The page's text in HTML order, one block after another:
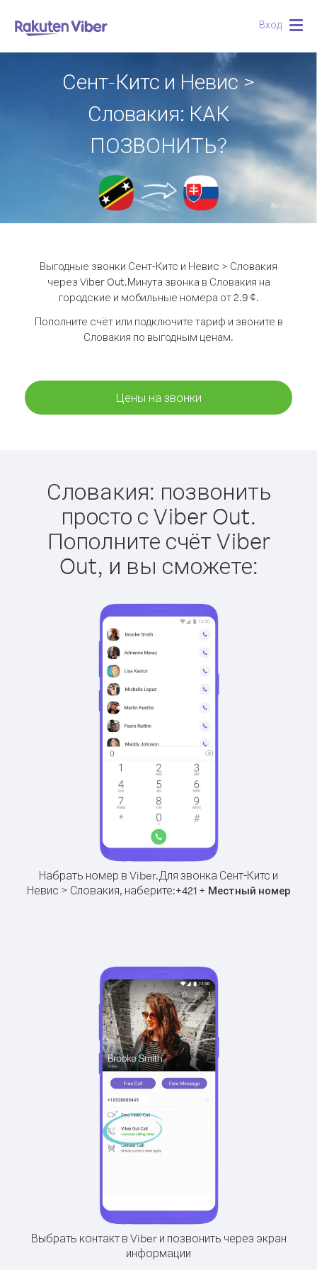
Вход
Сент-Китс и Невис >
Словакия: КАК
ПОЗВОНИТЬ?
Выгодные звонки Сент-Китс и Невис > Словакия
через Viber Out.Минута звонка в Словакия на
городские и мобильные номера от 2.9 ¢.
Пополните счёт или подключите тариф и звоните в
Словакия по выгодным ценам.
Цены на звонки
Словакия: позвонить
просто с Viber Out.
Пополните счёт Viber
Out, и вы сможете:
Набрать номер в Viber.Для звонка Сент-Китс и
Невис > Словакия, наберите:+421+ Местный номер
Выбрать контакт в Viber и позвонить через экран
информации